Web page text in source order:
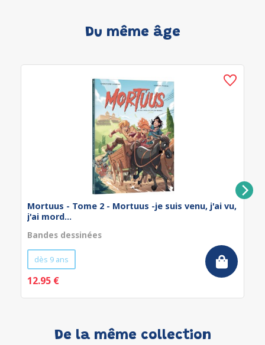
Du même âge
Mortuus - Tome 2 - Mortuus -je suis venu, j'ai vu,
j'ai mord...
Bandes dessinées
dès 9 ans
12.95 €
De la même collection